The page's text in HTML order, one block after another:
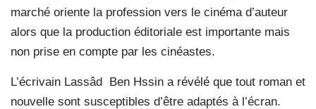
marché oriente la profession vers le cinéma d’auteur
alors que la production éditoriale est importante mais
non prise en compte par les cinéastes.
L’écrivain Lassâd Ben Hssin a révélé que tout roman et
nouvelle sont susceptibles d’être adaptés à l’écran.